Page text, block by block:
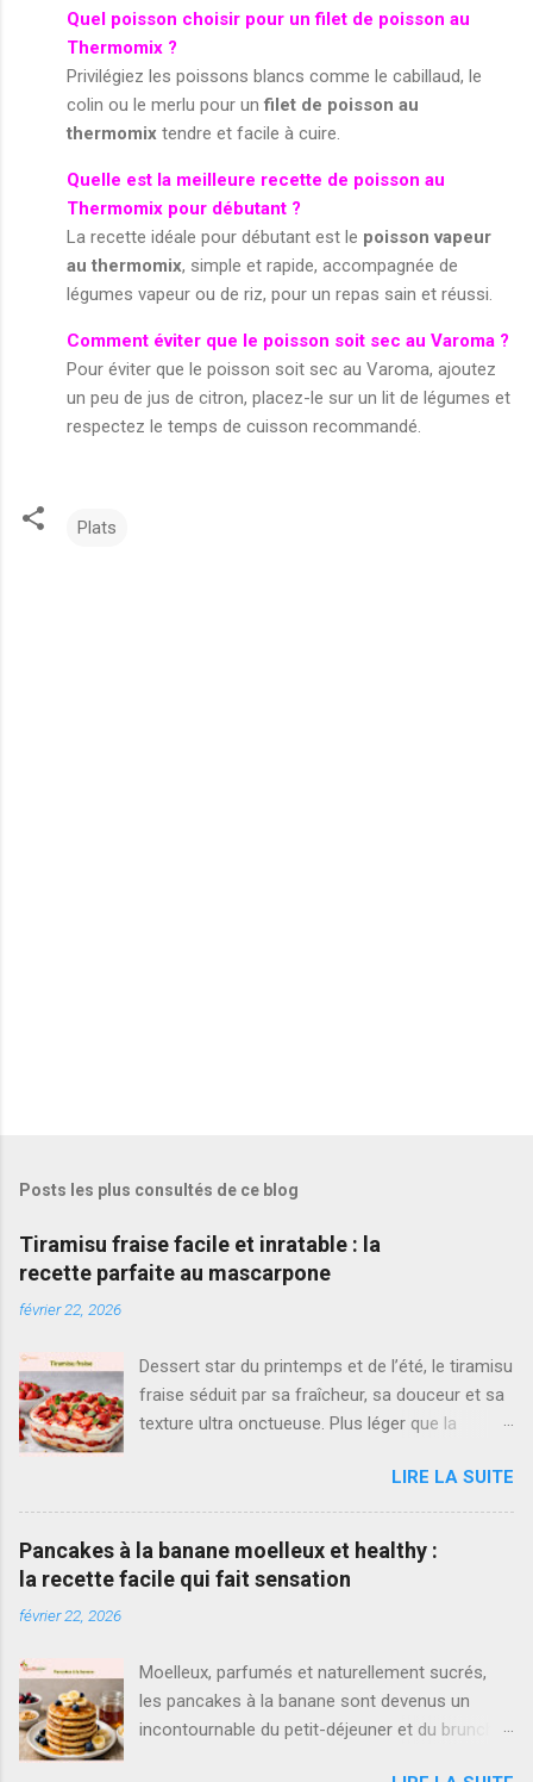
Quel poisson choisir pour un filet de poisson au
Thermomix ?
Privilégiez les poissons blancs comme le cabillaud, le
colin ou le merlu pour unfilet de poisson au
thermomix tendre et facile à cuire.
Quelle est la meilleure recette de poisson au
Thermomix pour débutant ?
La recette idéale pour débutant est le poisson vapeur
au thermomix, simple et rapide, accompagnée de
légumes vapeur ou de riz, pour un repas sain et réussi.
Comment éviter que le poisson soit sec au Varoma ?
Pour éviter que le poisson soit sec au Varoma, ajoutez
un peu de jus de citron, placez-le sur un lit de légumes et
respectez le temps de cuisson recommandé.
Plats
Posts les plus consultés de ce blog
Tiramisu fraise facile et inratable : la
recette parfaite au mascarpone
février 22, 2026
Dessert star du printemps et de l’été, le tiramisu
fraise séduit par sa fraîcheur, sa douceur et sa
texture ultra onctueuse. Plus léger que la
des fraises fraîches et une crème mascarpone
aérienne. Si vous cherchez la meilleure recette
tiramisu fraise , simple, rapide et vraiment
inratable, vous êtes au bon endroit. Ici, je vous
propose une version équilibrée, parfumée à la
fraise facile est parfait pour un repas en
famille, un anniversaire ou un dessert du
dimanche. Il peut se préparer en grand plat, en
LIRE LA SUITE
Pancakes à la banane moelleux et healthy :
la recette facile qui fait sensation
février 22, 2026
Moelleux, parfumés et naturellement sucrés,
les pancakes à la banane sont devenus un
incontournable du petit-déjeuner et du brunch